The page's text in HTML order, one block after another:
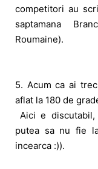
competitori au
saptamana
Roumaine).
5. Acum ca ai
aflat la 180 de
Aici e
putea sa nu fie
incearca :)).